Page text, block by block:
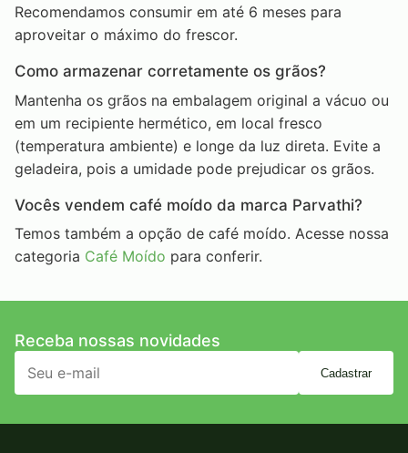
Recomendamos consumir em até 6 meses para
aproveitar o máximo do frescor.
Como armazenar corretamente os grãos?
Mantenha os grãos na embalagem original a vácuo ou
em um recipiente hermético, em local fresco
(temperatura ambiente) e longe da luz direta. Evite a
geladeira, pois a umidade pode prejudicar os grãos.
Vocês vendem café moído da marca Parvathi?
Temos também a opção de café moído. Acesse nossa
categoria Café Moído para conferir.
Receba nossas novidades
Cadastrar